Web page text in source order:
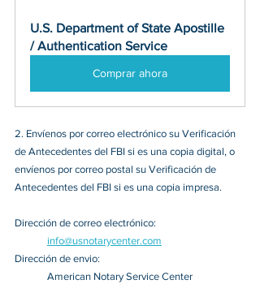
U.S. Department of State Apostille
/ Authentication Service
Comprar ahora
2. Envíenos por correo electrónico su Verificación
de Antecedentes del FBI si es una copia digital, o
envíenos por correo postal su Verificación de
Antecedentes del FBI si es una copia impresa.
Dirección de correo electrónico:
info@usnotarycenter.com
Dirección de envio:
American Notary Service Center